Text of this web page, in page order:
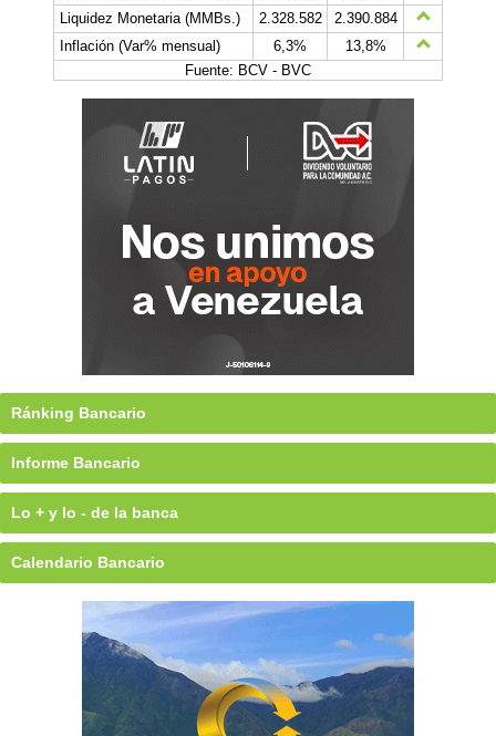
Liquidez Monetaria (MMBs.)
2.328.582
2.390.884
Inflación (Var% mensual)
6,3%
13,8%
Fuente: BCV - BVC
Ránking Bancario
Informe Bancario
Lo + y lo - de la banca
Calendario Bancario